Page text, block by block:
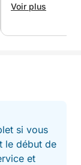
chaîne hi-fi,
Suzuki
vivement !
Voir plus
si vous
le début de
et